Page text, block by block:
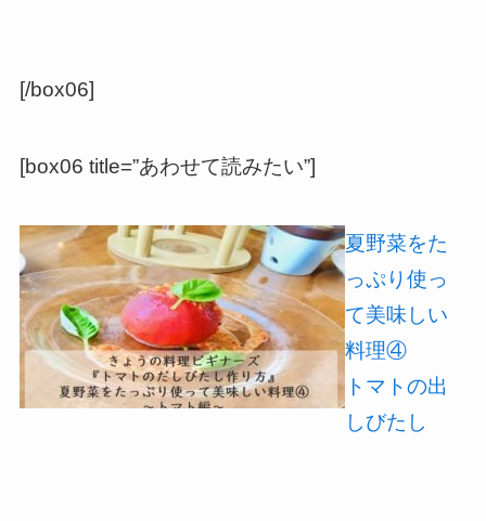
[/box06]
[box06 title=”あわせて読みたい”]
夏野菜をた
っぷり使っ
て美味しい
料理④
トマトの出
しびたし